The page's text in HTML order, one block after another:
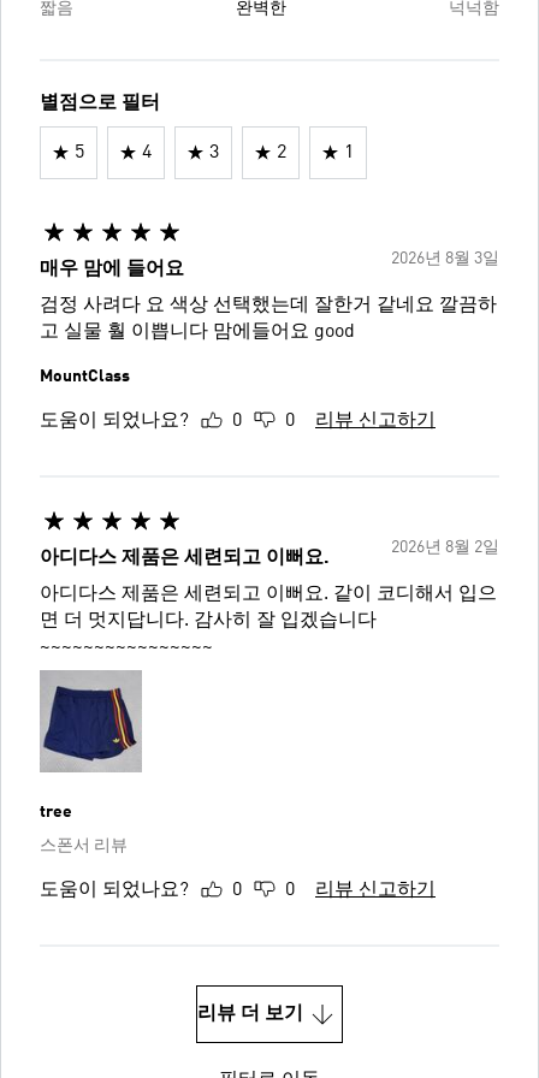
짧음 완벽한 넉넉함
별점으로 필터
5 4 3 2 1
2026년 8월 3일
매우 맘에 들어요
검정 사려다 요 색상 선택했는데 잘한거 같네요 깔끔하
고 실물 훨 이쁩니다 맘에들어요 good
MountClass
도움이 되었나요? 0 0 리뷰 신고하기
2026년 8월 2일
아디다스 제품은 세련되고 이뻐요.
아디다스 제품은 세련되고 이뻐요. 같이 코디해서 입으
면 더 멋지답니다. 감사히 잘 입겠습니다
~~~~~~~~~~~~~~~~
tree
스폰서 리뷰
도움이 되었나요? 0 0 리뷰 신고하기
리뷰 더 보기